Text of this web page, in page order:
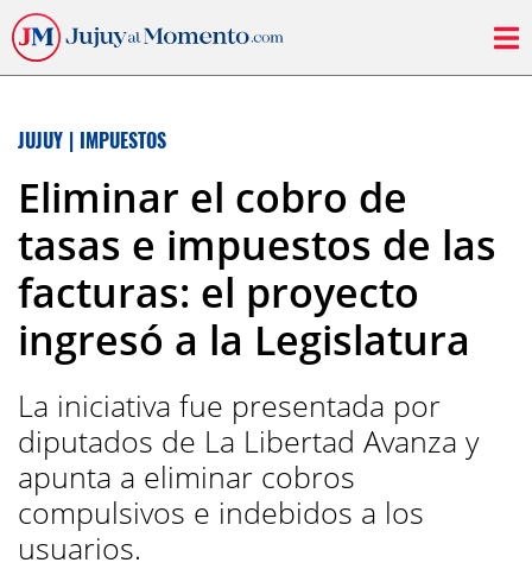
JUJUY | IMPUESTOS
Eliminar el cobro de
tasas e impuestos de las
facturas: el proyecto
ingresó a la Legislatura
La iniciativa fue presentada por
diputados de La Libertad Avanza y
apunta a eliminar cobros
compulsivos e indebidos a los
usuarios.